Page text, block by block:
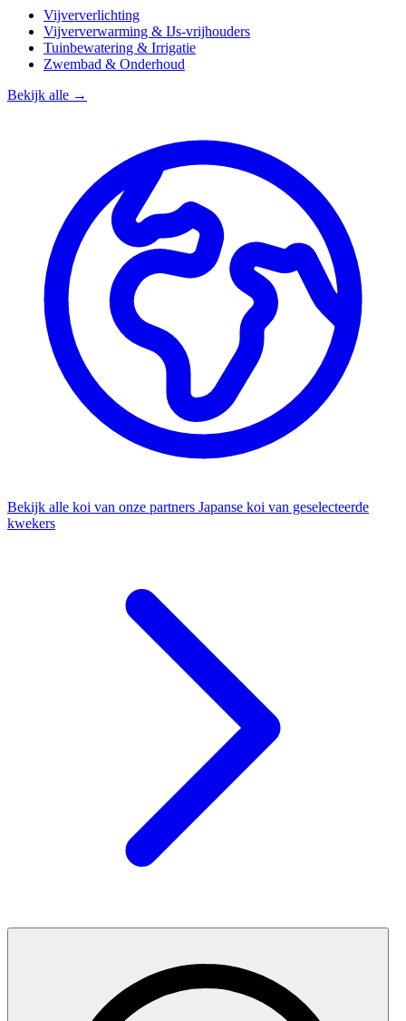
Vijververlichting
Vijververwarming & IJs-vrijhouders
Tuinbewatering & Irrigatie
Zwembad & Onderhoud
Bekijk alle →
Bekijk alle koi van onze partners Japanse koi van geselecteerde
kwekers